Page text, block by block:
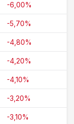
-6,00%
-5,70%
-4,80%
-4,20%
-4,10%
-3,20%
-3,10%